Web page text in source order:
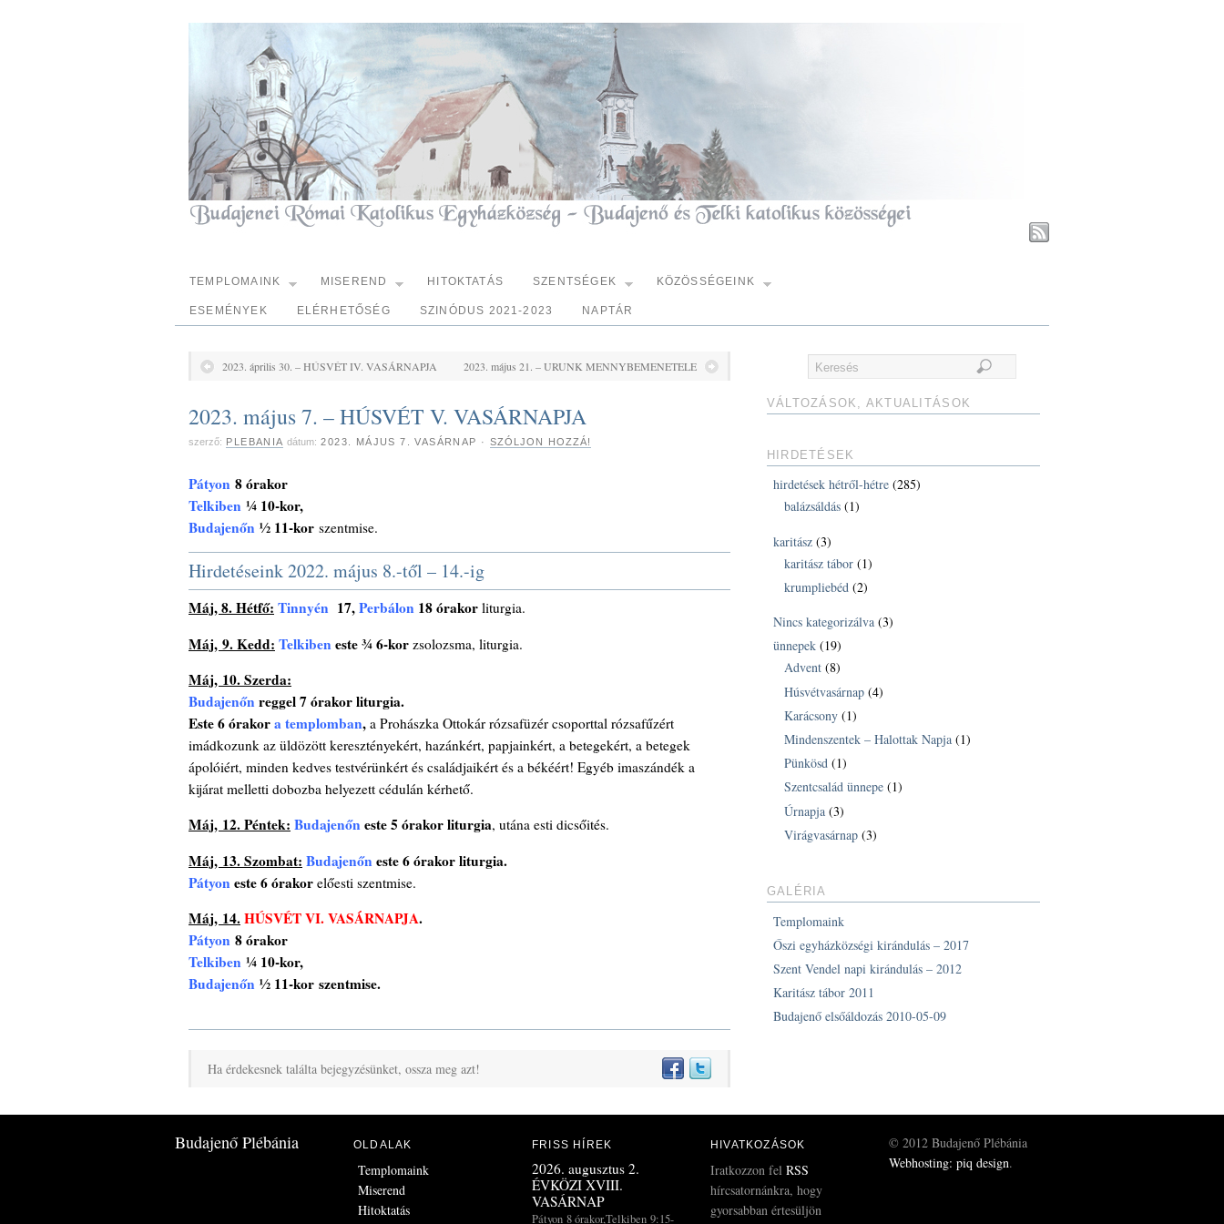
TEMPLOMAINK MISEREND HITOKTATÁS SZENTSÉGEK KÖZÖSSÉGEINK
ESEMÉNYEK ELÉRHETŐSÉG SZINÓDUS 2021-2023 NAPTÁR
2023. április 30. – HÚSVÉT IV. VASÁRNAPJA 2023. május 21. – URUNK MENNYBEMENETELE
2023. május 7. – HÚSVÉT V. VASÁRNAPJA
szerző: PLEBANIA dátum: 2023. MÁJUS 7. VASÁRNAP · SZÓLJON HOZZÁ!
Pátyon 8 órakor
Telkiben ¼ 10-kor,
Budajenőn ½ 11-kor szentmise.
Hirdetéseink 2022. május 8.-től – 14.-ig
Máj, 8. Hétfő: Tinnyén 17,Perbálon 18 órakor liturgia.
Máj, 9. Kedd: Telkibeneste ¾ 6-kor zsolozsma, liturgia.
Máj, 10. Szerda:
Budajenőnreggel 7 órakor liturgia.
Este 6 órakora templomban, a Prohászka Ottokár rózsafüzér csoporttal rózsafűzért
imádkozunk az üldözött keresztényekért, hazánkért, papjainkért, a betegekért, a betegek
ápolóiért, minden kedves testvérünkért és családjaikért és a békéért! Egyéb imaszándék a
kijárat melletti dobozba helyezett cédulán kérhető.
Máj, 12. Péntek: Budajenőneste 5 órakor liturgia, utána esti dicsőités.
Máj, 13. Szombat: Budajenőneste 6 órakor liturgia.
Pátyoneste 6 órakor előesti szentmise.
Máj, 14.HÚSVÉT VI. VASÁRNAPJA.
Pátyon 8 órakor
Telkiben ¼ 10-kor,
Budajenőn ½ 11-kor szentmise.
Ha érdekesnek találta bejegyzésünket, ossza meg azt!
VÁLTOZÁSOK, AKTUALITÁSOK
HIRDETÉSEK
hirdetések hétről-hétre (285)
balázsáldás (1)
karitász (3)
karitász tábor (1)
krumpliebéd (2)
Nincs kategorizálva (3)
ünnepek (19)
Advent (8)
Húsvétvasárnap (4)
Karácsony (1)
Mindenszentek – Halottak Napja (1)
Pünkösd (1)
Szentcsalád ünnepe (1)
Úrnapja (3)
Virágvasárnap (3)
GALÉRIA
Templomaink
Őszi egyházközségi kirándulás – 2017
Szent Vendel napi kirándulás – 2012
Karitász tábor 2011
Budajenő elsőáldozás 2010-05-09
Budajenő Plébánia OLDALAK
Templomaink
Miserend
Hitoktatás
FRISS HÍREK
2026. augusztus 2.
ÉVKÖZI XVIII.
VASÁRNAP
Pátyon 8 órakor,Telkiben 9:15-
HIVATKOZÁSOK
Iratkozzon fel RSS
hírcsatornánkra, hogy
gyorsabban értesüljön
© 2012 Budajenő Plébánia
Webhosting: piq design.